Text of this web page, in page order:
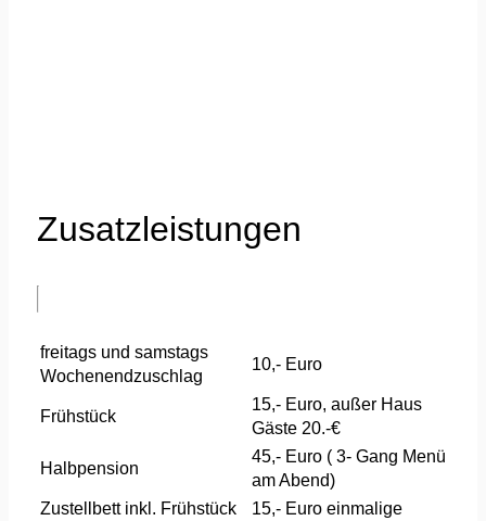
Zusatzleistungen
freitags und samstags
Wochenendzuschlag
10,- Euro
Frühstück
15,- Euro, außer Haus
Gäste 20.-€
Halbpension
45,- Euro ( 3- Gang Menü
am Abend)
Zustellbett inkl. Frühstück
15,- Euro einmalige